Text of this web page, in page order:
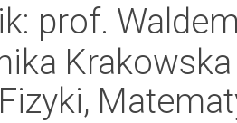
prof.